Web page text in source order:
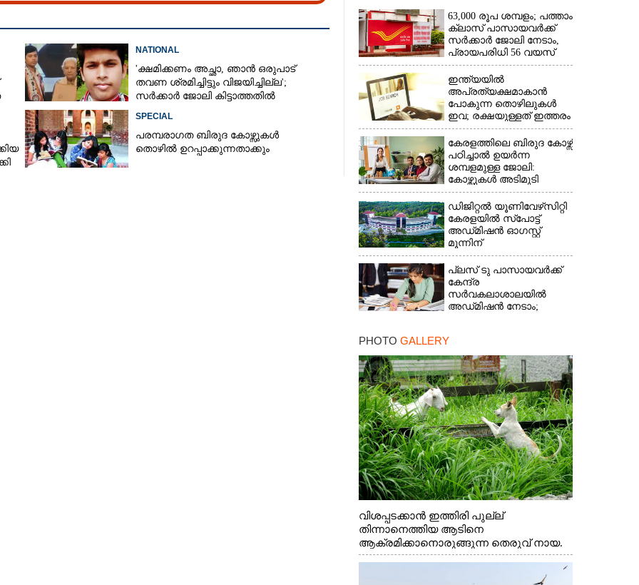
NATIONAL
'ക്ഷമിക്കണം അച്ഛാ, ‌ഞാൻ ഒരുപാട്
തവണ ശ്രമിച്ചിട്ടും വിജയിച്ചില്ല';
സർക്കാർ ജോലി കിട്ടാത്തതിൽ
SPECIAL
പരമ്പരാഗത ബിരുദ കോഴ്സുകൾ
തൊഴിൽ ഉറപ്പാക്കുന്നതാക്കും
63,000 രൂപ ശമ്പളം; പത്താം
ക്ലാസ് പാസായവർക്ക്
സർക്കാർ ജോലി നേടാം,
പ്രായപരിധി 56 വയസ്
ഇന്ത്യയിൽ
അപ്രത്യക്ഷമാകാൻ
പോകുന്ന തൊഴിലുകൾ
ഇവ; രക്ഷയുള്ളത് ഇത്തരം
ജോലികൾക്ക് മാത്രം
കേരളത്തിലെ ബിരുദ കോഴ്സ്
പഠിച്ചാൽ ഉയർന്ന
ശമ്പളമുള്ള ജോലി:​
കോഴ്സുകൾ അടിമുടി
മാറ്റാൻ പദ്ധതി
ഡിജിറ്റൽ യൂണിവേഴ്‌സിറ്റി
കേരളയിൽ സ്പോ‌ട്ട്
അഡ്‌മിഷൻ ഓഗസ്റ്റ്
മൂന്നിന്
പ്ലസ് ടു പാസായവർക്ക്
കേന്ദ്ര
സർവകലാശാലയിൽ
അഡ്‌മിഷൻ നേടാം;
അപേക്ഷിക്കൂ
PHOTO GALLERY
വിശപ്പടക്കാൻ ഇത്തിരി പുല്ല്
തിന്നാനെത്തിയ ആടിനെ
ആക്രമിക്കാനൊരുങ്ങുന്ന തെരുവ് നായ.
എറണാകുളം വാത്തുരുത്തിയിൽ നിന്നുള്ള
രൂപ ശമ്പളം;
×
Share this link
Copy Link